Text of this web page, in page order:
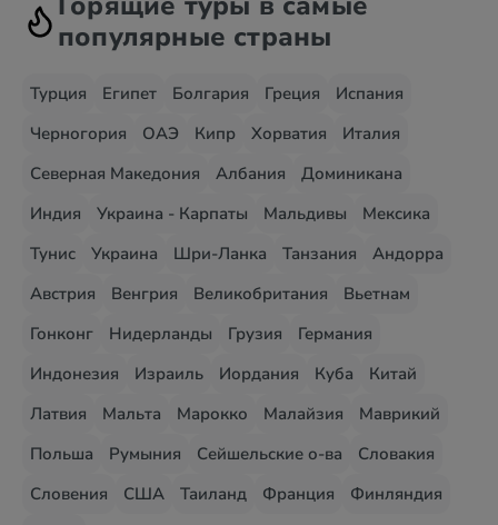
популярные страны
Турция Египет Болгария Греция
Испания
Черногория
ОАЭ Кипр Хорватия
Италия
Северная Македония
Албания
Доминикана
Индия
Украина - Карпаты Мальдивы
Мексика
Тунис
Украина Шри-Ланка Танзания
Андорра
Австрия
Венгрия Великобритания
Вьетнам
Гонконг
Нидерланды Грузия
Германия
Индонезия
Израиль Иордания Куба
Китай
Латвия
Мальта Марокко Малайзия
Маврикий
Польша
Румыния Сейшельские о-ва
Словакия
Словения
США Таиланд Франция
Финляндия